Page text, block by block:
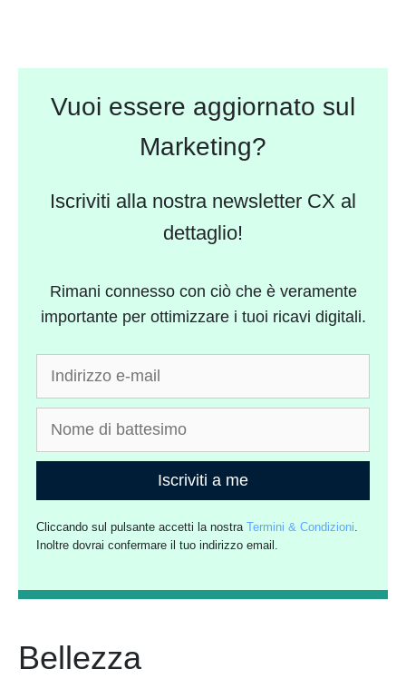
Vuoi essere aggiornato sul
Marketing?
Iscriviti alla nostra newsletter CX al
dettaglio!
Rimani connesso con ciò che è veramente
importante per ottimizzare i tuoi ricavi digitali.
Iscriviti a me
Cliccando sul pulsante accetti la nostraTermini & Condizioni
Inoltre dovrai confermare il tuo indirizzo email.
Bellezza